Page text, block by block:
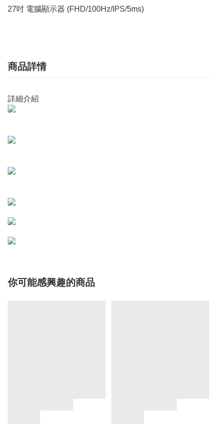
27吋 電腦顯示器 (FHD/100Hz/IPS/5ms)
商品詳情
詳細介紹
你可能感興趣的商品